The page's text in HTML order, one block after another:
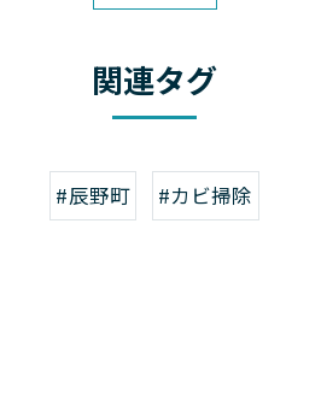
関連タグ
#辰野町 #カビ掃除